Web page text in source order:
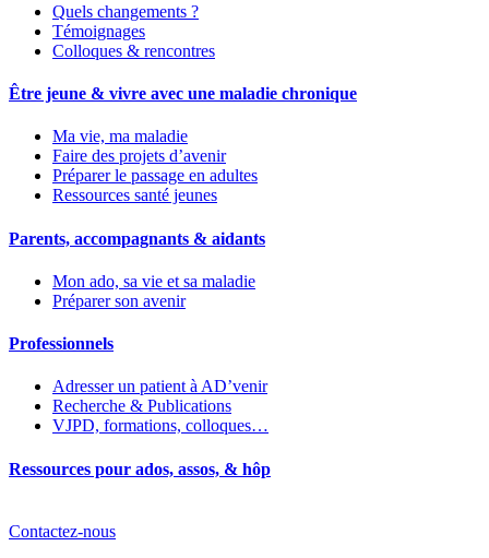
Quels changements ?
Témoignages
Colloques & rencontres
Être jeune & vivre avec une maladie chronique
Ma vie, ma maladie
Faire des projets d’avenir
Préparer le passage en adultes
Ressources santé jeunes
Parents, accompagnants & aidants
Mon ado, sa vie et sa maladie
Préparer son avenir
Professionnels
Adresser un patient à AD’venir
Recherche & Publications
VJPD, formations, colloques…
Ressources pour ados, assos, & hôp
Contactez-nous